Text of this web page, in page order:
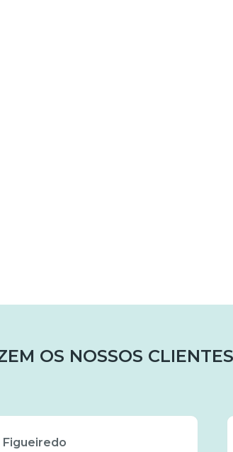
OS NOSSOS CLIENTES